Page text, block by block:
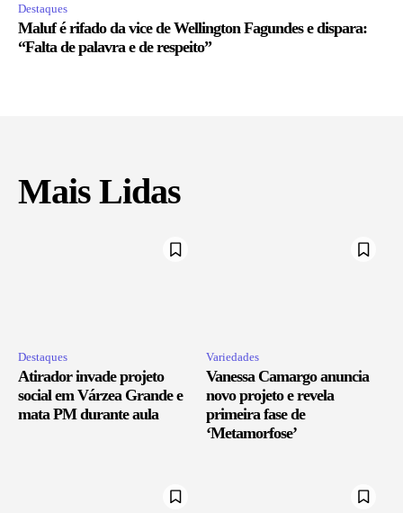
Destaques
Maluf é rifado da vice de Wellington Fagundes e dispara:
“Falta de palavra e de respeito”
Mais Lidas
Destaques
Atirador invade projeto
social em Várzea Grande e
mata PM durante aula
Variedades
Vanessa Camargo anuncia
novo projeto e revela
primeira fase de
‘Metamorfose’